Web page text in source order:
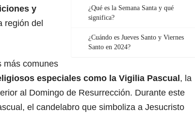
¿Qué es la Semana Santa y qué
significa?
¿Cuándo es Jueves Santo y Viernes
Santo en 2024?
y
región del
más comunes
especiales como la Vigilia Pascual , la
al Domingo de Resurrección. Durante este
el candelabro que simboliza a Jesucristo